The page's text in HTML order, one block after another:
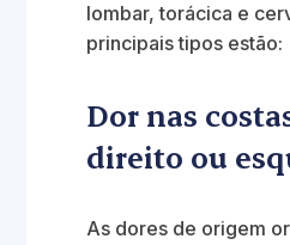
lombar, torácica e
principais tipos estão:
Dor nas
direito ou
As dores de origem